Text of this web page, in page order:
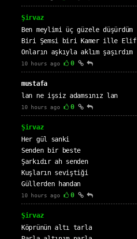
Şirvaz
Ben meylimi üç güzele düşürdüm
Biri Şemsi biri Kamer ille Elif
Onların aşkıyla aklım şaşırdım
10 hours ago 0
mustafa
lan ne işsiz adamsınız lan
10 hours ago 0
Şirvaz
Her gül sanki
Senden bir beste
Şarkıdır ah senden
Kuşların seviştiği
Güllerden handan
10 hours ago 0
Şirvaz
Köprünün altı tarla